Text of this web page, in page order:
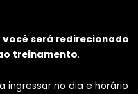
você será redirecionado
treinamento.
ingressar no dia e horário